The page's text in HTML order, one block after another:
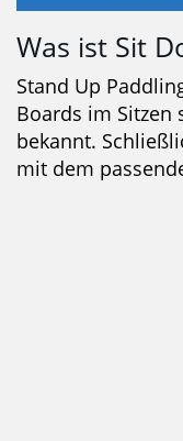
Was ist Sit
Stand Up
Boards im
bekannt.
mit dem